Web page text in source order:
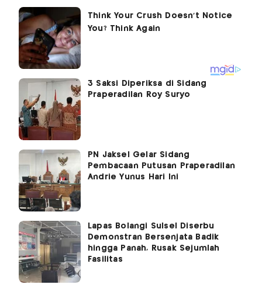
3 Saksi Diperiksa di Sidang
Praperadilan Roy Suryo
PN Jaksel Gelar Sidang
Pembacaan Putusan Praperadilan
Andrie Yunus Hari Ini
Lapas Bolangi Sulsel Diserbu
Demonstran Bersenjata Badik
hingga Panah, Rusak Sejumlah
Fasilitas